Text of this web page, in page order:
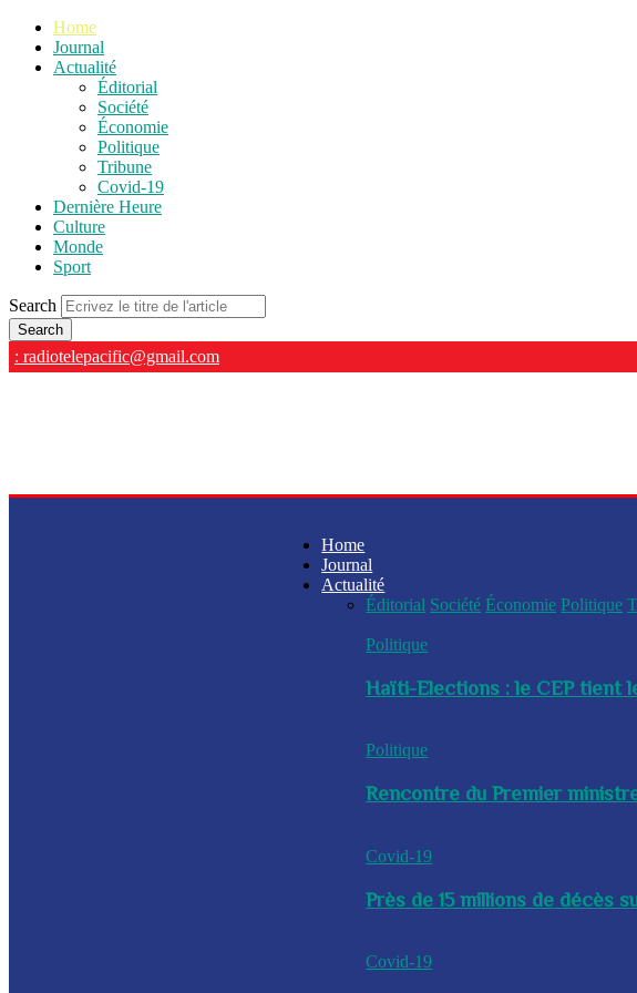
Home
Journal
Actualité
Éditorial
Société
Économie
Politique
Tribune
Covid-19
Dernière Heure
Culture
Monde
Sport
Search
: radiotelepacific@gmail.com
Home
Journal
Actualité
Éditorial Société Économie Politique
Politique
Haïti-Elections : le CEP tient
Politique
Rencontre du Premier
Covid-19
Près de 15 millions de décès
Covid-19